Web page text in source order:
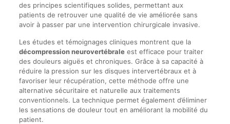
des principes scientifiques solides, permettant aux
patients de retrouver une qualité de vie améliorée sans
avoir à passer par une intervention chirurgicale invasive.
Les études et témoignages cliniques montrent que la
décompression neurovertébraleest efficace pour traiter
des douleurs aiguës et chroniques. Grâce à sa capacité à
réduire la pression sur les disques intervertébraux et à
favoriser leur récupération, cette méthode offre une
alternative sécuritaire et naturelle aux traitements
conventionnels. La technique permet également d’éliminer
les sensations de douleur tout en améliorant la mobilité du
patient.